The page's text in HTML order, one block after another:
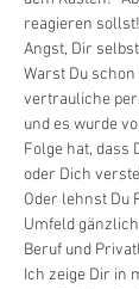
reagieren
Angst, Dir
Warst Du
vertrauliche
und es wurde
Folge hat, dass
oder Dich
Oder lehnst Du
Umfeld
Beruf und
Ich zeige Dir in